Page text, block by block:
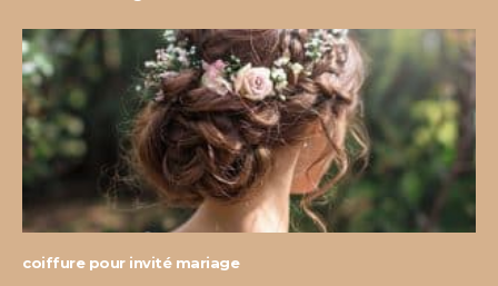
coiffure pour invité mariage